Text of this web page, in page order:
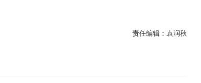
责任编辑：袁润秋